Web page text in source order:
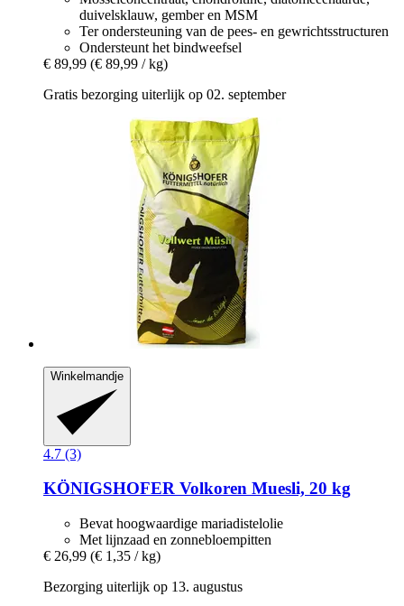
duivelsklauw, gember en MSM
Ter ondersteuning van de pees- en gewrichtsstructuren
Ondersteunt het bindweefsel
€ 89,99 (€ 89,99 / kg)
Gratis bezorging uiterlijk op 02. september
Winkelmandje
4.7 (3)
KÖNIGSHOFER Volkoren Muesli, 20 kg
Bevat hoogwaardige mariadistelolie
Met lijnzaad en zonnebloempitten
€ 26,99 (€ 1,35 / kg)
Bezorging uiterlijk op 13. augustus